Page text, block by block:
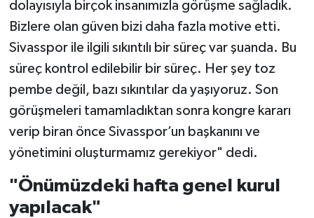
dolayısıyla birçok insanımızla görüşme sağladık.
Bizlere olan güven bizi daha fazla motive etti.
Sivasspor ile ilgili sıkıntılı bir süreç var şuanda. Bu
süreç kontrol edilebilir bir süreç. Her şey toz
pembe değil, bazı sıkıntılar da yaşıyoruz. Son
görüşmeleri tamamladıktan sonra kongre kararı
verip biran önce Sivasspor’un başkanını ve
yönetimini oluşturmamız gerekiyor" dedi.
"Önümüzdeki hafta genel kurul
yapılacak"